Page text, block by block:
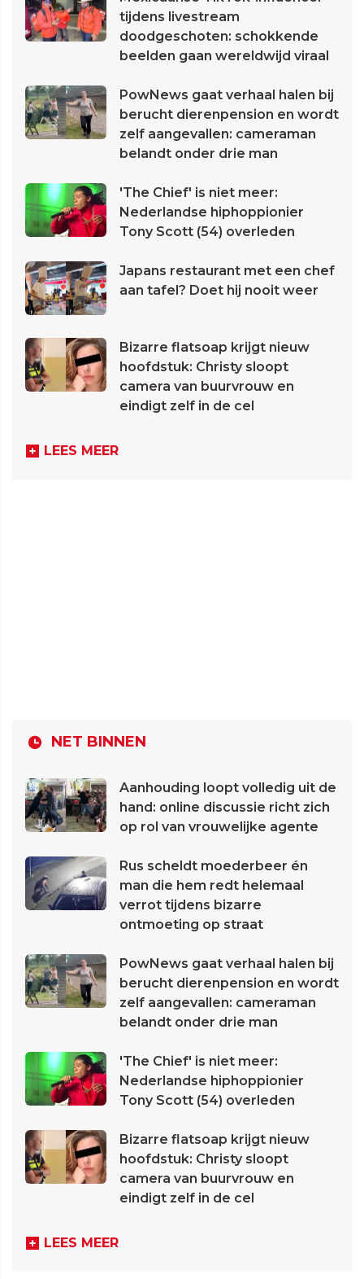
tijdens livestream
doodgeschoten: schokkende
beelden gaan wereldwijd viraal
PowNews gaat verhaal halen bij
berucht dierenpension en wordt
zelf aangevallen: cameraman
belandt onder drie man
'The Chief' is niet meer:
Nederlandse hiphoppionier
Tony Scott (54) overleden
Japans restaurant met een chef
aan tafel? Doet hij nooit weer
Bizarre flatsoap krijgt nieuw
hoofdstuk: Christy sloopt
camera van buurvrouw en
eindigt zelf in de cel
LEES MEER
NET BINNEN
Aanhouding loopt volledig uit de
hand: online discussie richt zich
op rol van vrouwelijke agente
Rus scheldt moederbeer én
man die hem redt helemaal
verrot tijdens bizarre
ontmoeting op straat
PowNews gaat verhaal halen bij
berucht dierenpension en wordt
zelf aangevallen: cameraman
belandt onder drie man
'The Chief' is niet meer:
Nederlandse hiphoppionier
Tony Scott (54) overleden
Bizarre flatsoap krijgt nieuw
hoofdstuk: Christy sloopt
camera van buurvrouw en
eindigt zelf in de cel
LEES MEER